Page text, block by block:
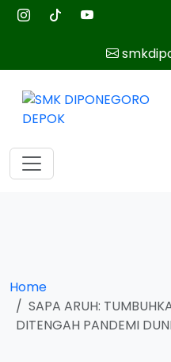
Home
SAPA ARUH:
DITENGAH PANDEMI